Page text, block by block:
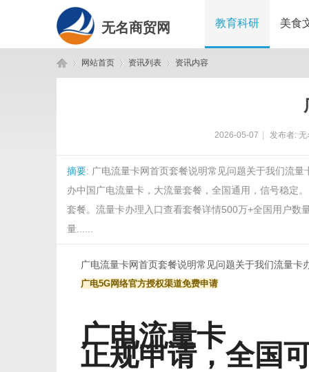
无名商贸网 教育科研 美食
网站首页 资讯列表 资讯内容
2026-05-07 发布者: 无
摘要: 广电流量卡网首页套餐说明常见问题关于我们流
办中国广电流量卡，大流量套餐，全国通用，信号稳定
套餐。流量卡办理入口查看套餐详情500万+全国用户
量......
广电流量卡网首页套餐说明常见问题关于我们流量卡
广电5G网络官方授权渠道免费申请
广电流量卡
正规申请，全国